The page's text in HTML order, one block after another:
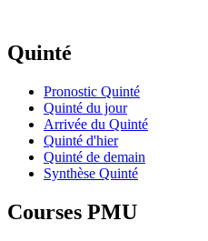
Quinté
Pronostic Quinté
Quinté du jour
Arrivée du Quinté
Quinté d'hier
Quinté de demain
Synthèse Quinté
Courses PMU